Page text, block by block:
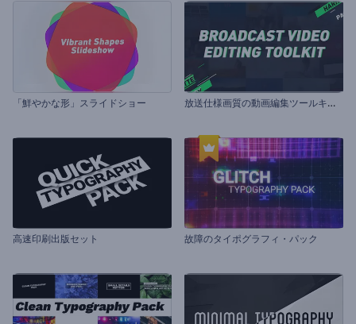
「鮮やかな形」スライドショー 放
送仕様画質の動画編集ツールキット
高速印刷出版セット 故障のタイポグラフィ・パック